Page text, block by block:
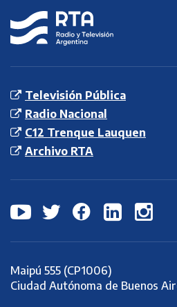
RTA
Radio y
Televisión
Argentina S.E.
Televisión Pública
Radio Nacional
C12 Trenque Lauquen
Archivo RTA
Maipú 555 (CP1006)
Ciudad Autónoma de Buenos